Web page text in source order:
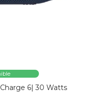
6| 30 Watts